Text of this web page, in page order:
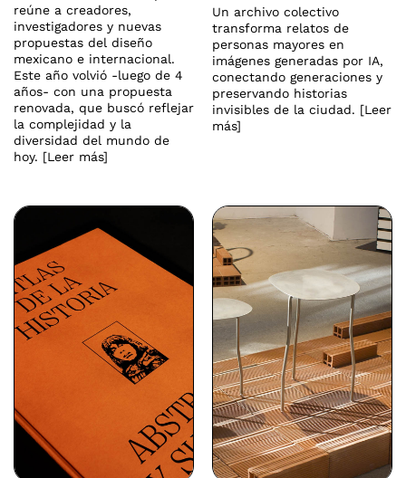
reúne a creadores,
investigadores y nuevas
propuestas del diseño
mexicano e internacional.
Este año volvió -luego de 4
años- con una propuesta
renovada, que buscó reflejar
la complejidad y la
diversidad del mundo de
hoy. [Leer más]
Un archivo colectivo
transforma relatos de
personas mayores en
imágenes generadas por IA,
conectando generaciones y
preservando historias
invisibles de la ciudad. [Leer
más]